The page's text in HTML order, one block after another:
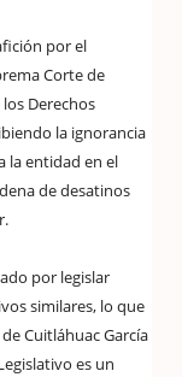
por el
Corte de
Derechos
la ignorancia
la entidad en el
de desatinos
por legislar
similares, lo que
Cuitláhuac García
es un